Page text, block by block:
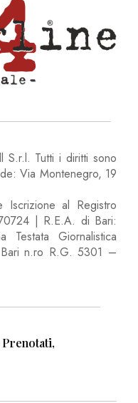
Tutti i diritti sono
Via Montenegro, 19
Iscrizione al Registro
| R.E.A. di Bari:
Giornalistica
n.ro R.G. 5301 –
Prenotati,